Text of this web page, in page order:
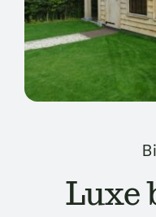
Shop
Over ons
Luxe